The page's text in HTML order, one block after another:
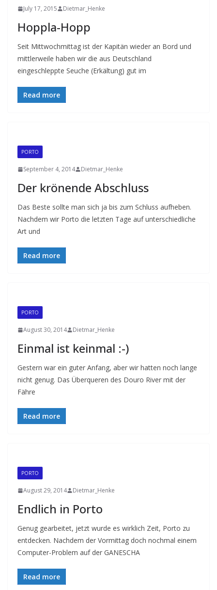
July 17, 2015 Dietmar_Henke
Hoppla-Hopp
Seit Mittwochmittag ist der Kapitän wieder an Bord und
mittlerweile haben wir die aus Deutschland
eingeschleppte Seuche (Erkältung) gut im
Read more
PORTO
September 4, 2014 Dietmar_Henke
Der krönende Abschluss
Das Beste sollte man sich ja bis zum Schluss aufheben.
Nachdem wir Porto die letzten Tage auf unterschiedliche
Art und
Read more
PORTO
August 30, 2014 Dietmar_Henke
Einmal ist keinmal :-)
Gestern war ein guter Anfang, aber wir hatten noch lange
nicht genug. Das Überqueren des Douro River mit der
Fähre
Read more
PORTO
August 29, 2014 Dietmar_Henke
Endlich in Porto
Genug gearbeitet, jetzt wurde es wirklich Zeit, Porto zu
entdecken. Nachdem der Vormittag doch nochmal einem
Computer-Problem auf der GANESCHA
Read more